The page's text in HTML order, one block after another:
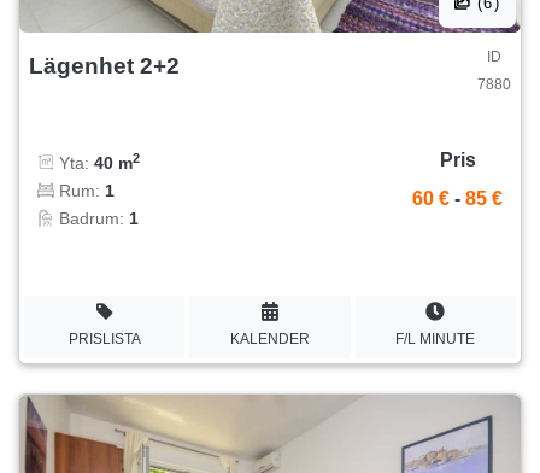
Lägenhet 2+2
ID
7880
Yta: 40 m2
Rum: 1
Badrum: 1
Pris
60 € - 85 €
PRISLISTA KALENDER F/L MINUTE